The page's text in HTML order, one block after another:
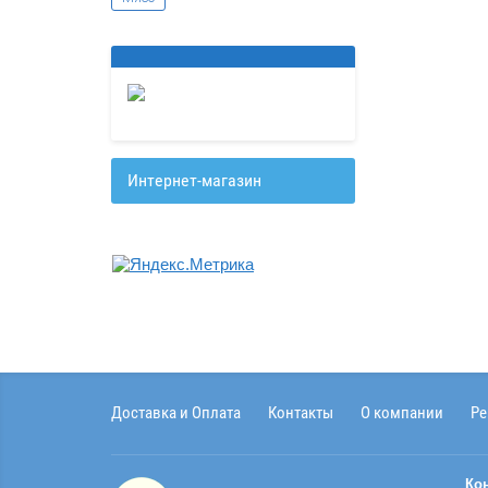
Интернет-магазин
Доставка и Оплата Контакты О компании